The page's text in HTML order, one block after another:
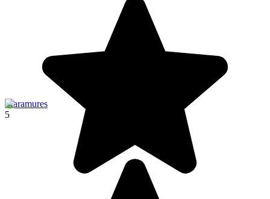
Maramures
5